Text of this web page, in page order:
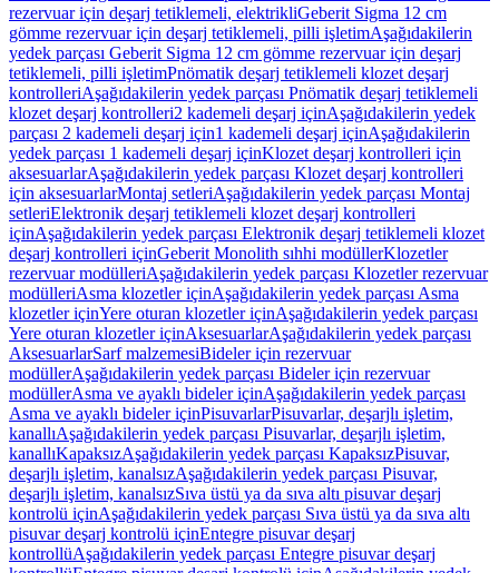
rezervuar için deşarj tetiklemeli, elektrikliGeberit Sigma 12 cm
gömme rezervuar için deşarj tetiklemeli, pilli işletimAşağıdakilerin
yedek parçası Geberit Sigma 12 cm gömme rezervuar için deşarj
tetiklemeli, pilli işletimPnömatik deşarj tetiklemeli klozet deşarj
kontrolleriAşağıdakilerin yedek parçası Pnömatik deşarj tetiklemeli
klozet deşarj kontrolleri2 kademeli deşarj içinAşağıdakilerin yedek
parçası 2 kademeli deşarj için1 kademeli deşarj içinAşağıdakilerin
yedek parçası 1 kademeli deşarj içinKlozet deşarj kontrolleri için
aksesuarlarAşağıdakilerin yedek parçası Klozet deşarj kontrolleri
için aksesuarlarMontaj setleriAşağıdakilerin yedek parçası Montaj
setleriElektronik deşarj tetiklemeli klozet deşarj kontrolleri
içinAşağıdakilerin yedek parçası Elektronik deşarj tetiklemeli klozet
deşarj kontrolleri içinGeberit Monolith sıhhi modüllerKlozetler
rezervuar modülleriAşağıdakilerin yedek parçası Klozetler rezervuar
modülleriAsma klozetler içinAşağıdakilerin yedek parçası Asma
klozetler içinYere oturan klozetler içinAşağıdakilerin yedek parçası
Yere oturan klozetler içinAksesuarlarAşağıdakilerin yedek parçası
AksesuarlarSarf malzemesiBideler için rezervuar
modüllerAşağıdakilerin yedek parçası Bideler için rezervuar
modüllerAsma ve ayaklı bideler içinAşağıdakilerin yedek parçası
Asma ve ayaklı bideler içinPisuvarlarPisuvarlar, deşarjlı işletim,
kanallıAşağıdakilerin yedek parçası Pisuvarlar, deşarjlı işletim,
kanallıKapaksızAşağıdakilerin yedek parçası KapaksızPisuvar,
deşarjlı işletim, kanalsızAşağıdakilerin yedek parçası Pisuvar,
deşarjlı işletim, kanalsızSıva üstü ya da sıva altı pisuvar deşarj
kontrolü içinAşağıdakilerin yedek parçası Sıva üstü ya da sıva altı
pisuvar deşarj kontrolü içinEntegre pisuvar deşarj
kontrollüAşağıdakilerin yedek parçası Entegre pisuvar deşarj